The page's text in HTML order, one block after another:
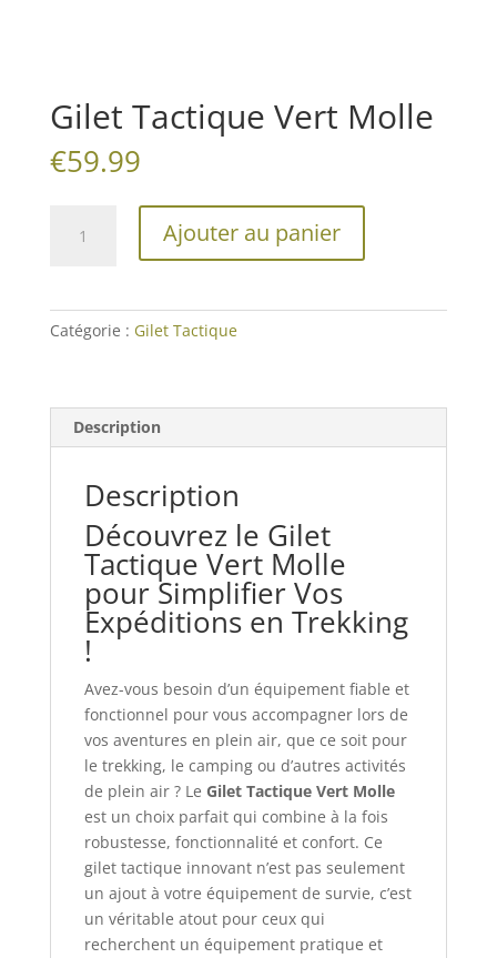
Gilet Tactique Vert Molle
€59.99
Molle
Ajouter au panier
Catégorie : Gilet Tactique
Description
Description
Découvrez le Gilet
Tactique Vert Molle
pour Simplifier Vos
Expéditions en Trekking
!
Avez-vous besoin d’un équipement fiable et
fonctionnel pour vous accompagner lors de
vos aventures en plein air, que ce soit pour
le trekking, le camping ou d’autres activités
de plein air ? Le Gilet Tactique Vert Molle
est un choix parfait qui combine à la fois
robustesse, fonctionnalité et confort. Ce
gilet tactique innovant n’est pas seulement
un ajout à votre équipement de survie, c’est
un véritable atout pour ceux qui
recherchent un équipement pratique et